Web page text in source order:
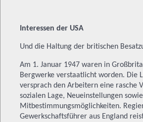
Interessen der USA
Und die Haltung der britischen
Am 1. Januar 1947 waren in
Bergwerke verstaatlicht worden. Die
versprach den Arbeitern eine rasche
sozialen Lage, Neueinstellungen
Mitbestimmungsmöglichkeiten.
Gewerkschaftsführer aus England